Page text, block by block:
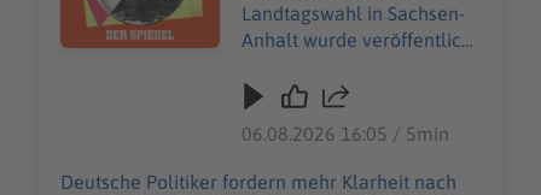
Landtagswahl in Sachsen-
Anhalt wurde veröffentlicht.
und Burna Boy ist der
Jahres. Die Artikel zum
Nachlesen: Bombenfund
06.08.2026 16:05 / 5min
Deutsche Politiker fordern mehr Klarheit nach